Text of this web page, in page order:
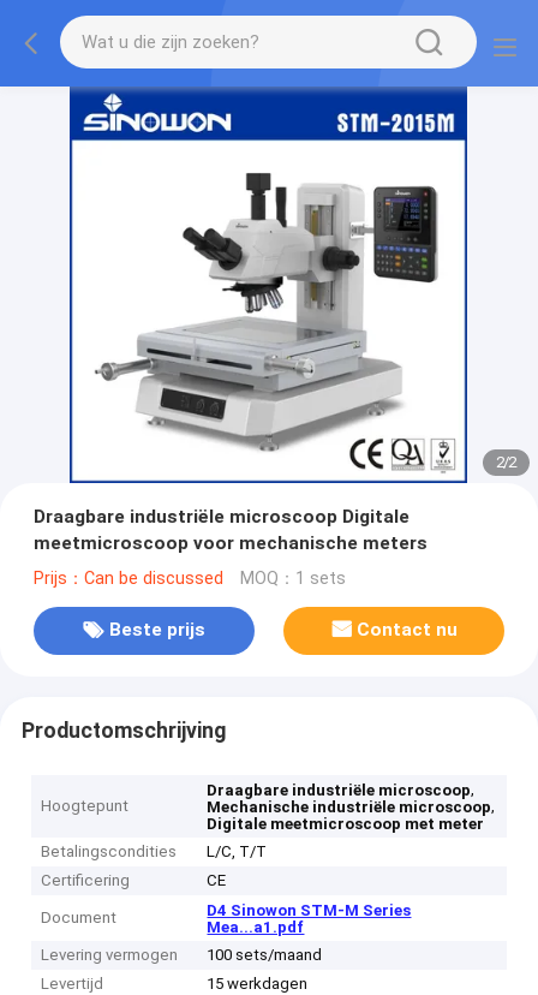
2/2
Draagbare industriële microscoop Digitale
meetmicroscoop voor mechanische meters
Prijs：Can be discussed MOQ：1 sets
Beste prijs Contact nu
Productomschrijving
Hoogtepunt
Draagbare industriële microscoop,
Mechanische industriële microscoop,
Digitale meetmicroscoop met meter
Betalingscondities
L/C, T/T
Certificering
CE
Document
D4 Sinowon STM-M Series
Mea...a1.pdf
Levering vermogen
100 sets/maand
Levertijd
15 werkdagen